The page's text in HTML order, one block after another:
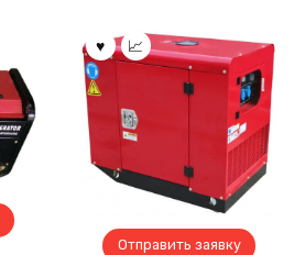
Отправить заявку